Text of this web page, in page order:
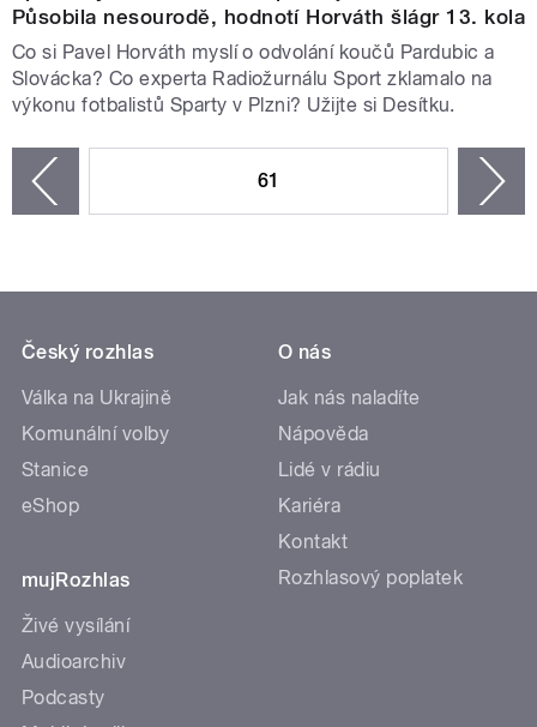
Působila nesourodě, hodnotí Horváth šlágr 13. kola
Co si Pavel Horváth myslí o odvolání koučů Pardubic a
Slovácka? Co experta Radiožurnálu Sport zklamalo na
výkonu fotbalistů Sparty v Plzni? Užijte si Desítku.
61
Český rozhlas
Válka na Ukrajině
Komunální volby
Stanice
eShop
mujRozhlas
Živé vysílání
Audioarchiv
Podcasty
O nás
Jak nás naladíte
Nápověda
Lidé v rádiu
Kariéra
Kontakt
Rozhlasový poplatek